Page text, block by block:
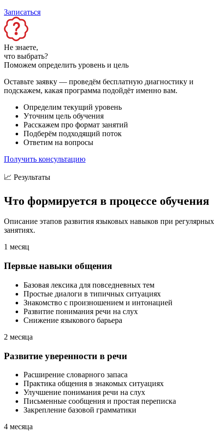
Записаться
Не знаете,
что выбрать?
Поможем определить уровень и цель
Оставьте заявку — проведём бесплатную диагностику и
подскажем, какая программа подойдёт именно вам.
Определим текущий уровень
Уточним цель обучения
Расскажем про формат занятий
Подберём подходящий поток
Ответим на вопросы
Получить консультацию
📈 Результаты
Что формируется в процессе обучения
Описание этапов развития языковых навыков при регулярных
занятиях.
1 месяц
Первые навыки общения
Базовая лексика для повседневных тем
Простые диалоги в типичных ситуациях
Знакомство с произношением и интонацией
Развитие понимания речи на слух
Снижение языкового барьера
2 месяца
Развитие уверенности в речи
Расширение словарного запаса
Практика общения в знакомых ситуациях
Улучшение понимания речи на слух
Письменные сообщения и простая переписка
Закрепление базовой грамматики
4 месяца